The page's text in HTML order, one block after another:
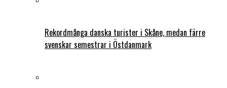
Rekordmånga danska turister i Skåne, medan färre
svenskar semestrar i Östdanmark